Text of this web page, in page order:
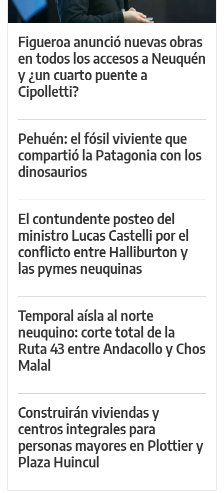
Figueroa anunció nuevas obras
en todos los accesos a Neuquén
y ¿un cuarto puente a
Cipolletti?
Pehuén: el fósil viviente que
compartió la Patagonia con los
dinosaurios
El contundente posteo del
ministro Lucas Castelli por el
conflicto entre Halliburton y
las pymes neuquinas
Temporal aísla al norte
neuquino: corte total de la
Ruta 43 entre Andacollo y Chos
Malal
Construirán viviendas y
centros integrales para
personas mayores en Plottier y
Plaza Huincul